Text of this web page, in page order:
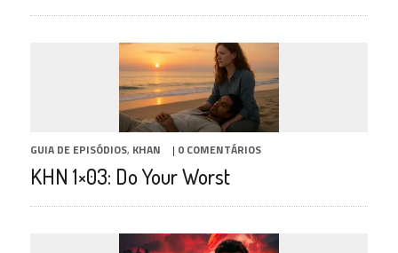
GUIA DE EPISÓDIOS, KHAN | 0 COMENTÁRIOS
KHN 1×03: Do Your Worst